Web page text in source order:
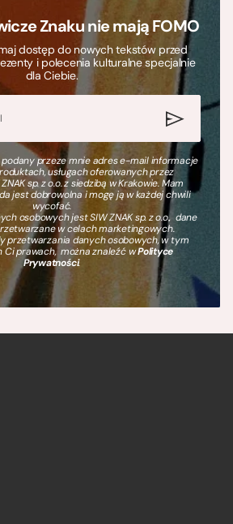
Znaku nie mają FOMO
dostęp do nowych tekstów przed
i polecenia kulturalne specjalnie
dla Ciebie.
przeze mnie adres e-mail informacje
usługach oferowanych przez
sp. z o.o. z siedzibą w Krakowie. Mam
jest dobrowolna i mogę ją w każdej chwili
wycofać.
osobowych jest SIW ZNAK sp. z o.o., dane
w celach marketingowych.
przetwarzania danych osobowych, w tym
Ci prawach, można znaleźć wPolityce
Prywatności.